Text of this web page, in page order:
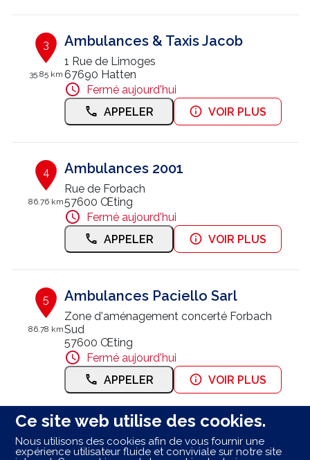
Ce site web utilise des cookies.
Nous utilisons des cookies afin de vous fournir une
expérience utilisateur fluide et conviviale sur notre site
3
35.85 km
Ambulances & Taxis Jacob
1 Rue de Limoges
67690 Hatten
Fermé aujourd'hui
APPELER
VOIR PLUS
4
86.76 km
Ambulances 2001
Rue de Forbach
57600 Œting
Fermé aujourd'hui
APPELER
VOIR PLUS
5
86.78 km
Ambulances Paciello Sarl
Zone d'aménagement concerté Forbach
Sud
57600 Œting
Fermé aujourd'hui
APPELER
VOIR PLUS
6 Taxis Sainte Nathalie
15 Rue de la Rosselle